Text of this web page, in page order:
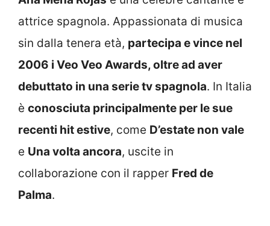
attrice spagnola. Appassionata di musica
sin dalla tenera età, partecipa e vince nel
2006 i Veo Veo Awards, oltre ad aver
debuttato in una serie tv spagnola. In Italia
è conosciuta principalmente per le sue
recenti hit estive, come D’estate non vale
e Una volta ancora, uscite in
collaborazione con il rapper Fred de
Palma.